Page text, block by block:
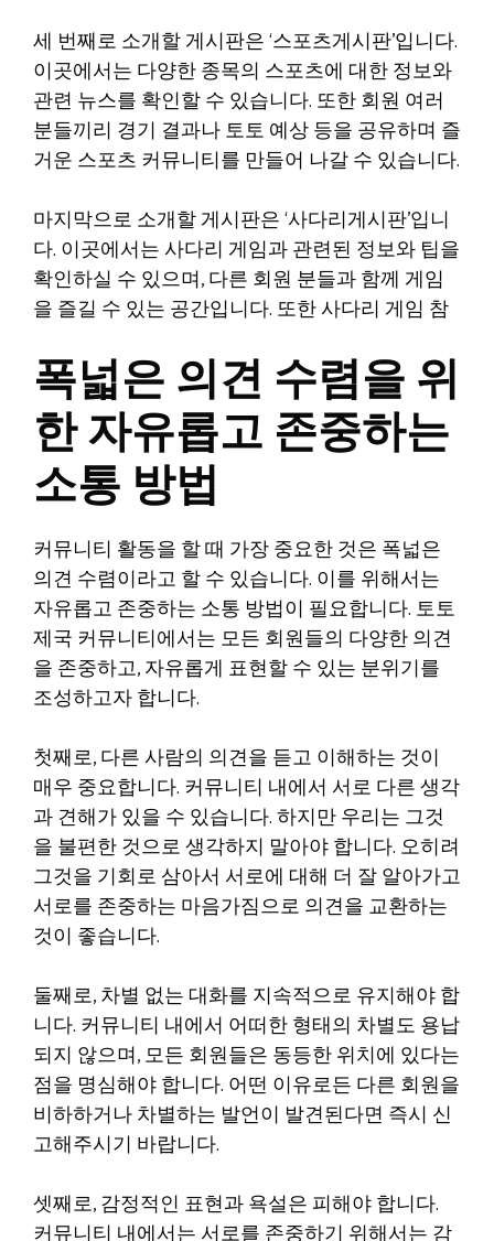
세 번째로 소개할 게시판은 ‘스포츠게시판’입니다.
이곳에서는 다양한 종목의 스포츠에 대한 정보와
관련 뉴스를 확인할 수 있습니다. 또한 회원 여러
분들끼리 경기 결과나 토토 예상 등을 공유하며 즐
거운 스포츠 커뮤니티를 만들어 나갈 수 있습니다.
마지막으로 소개할 게시판은 ‘사다리게시판’입니
다. 이곳에서는 사다리 게임과 관련된 정보와 팁을
확인하실 수 있으며, 다른 회원 분들과 함께 게임
을 즐길 수 있는 공간입니다. 또한 사다리 게임 참
폭넓은 의견 수렴을 위
한 자유롭고 존중하는
소통 방법
커뮤니티 활동을 할 때 가장 중요한 것은 폭넓은
의견 수렴이라고 할 수 있습니다. 이를 위해서는
자유롭고 존중하는 소통 방법이 필요합니다. 토토
제국 커뮤니티에서는 모든 회원들의 다양한 의견
을 존중하고, 자유롭게 표현할 수 있는 분위기를
조성하고자 합니다.
첫째로, 다른 사람의 의견을 듣고 이해하는 것이
매우 중요합니다. 커뮤니티 내에서 서로 다른 생각
과 견해가 있을 수 있습니다. 하지만 우리는 그것
을 불편한 것으로 생각하지 말아야 합니다. 오히려
그것을 기회로 삼아서 서로에 대해 더 잘 알아가고
서로를 존중하는 마음가짐으로 의견을 교환하는
것이 좋습니다.
둘째로, 차별 없는 대화를 지속적으로 유지해야 합
니다. 커뮤니티 내에서 어떠한 형태의 차별도 용납
되지 않으며, 모든 회원들은 동등한 위치에 있다는
점을 명심해야 합니다. 어떤 이유로든 다른 회원을
비하하거나 차별하는 발언이 발견된다면 즉시 신
고해주시기 바랍니다.
셋째로, 감정적인 표현과 욕설은 피해야 합니다.
커뮤니티 내에서는 서로를 존중하기 위해서는 감